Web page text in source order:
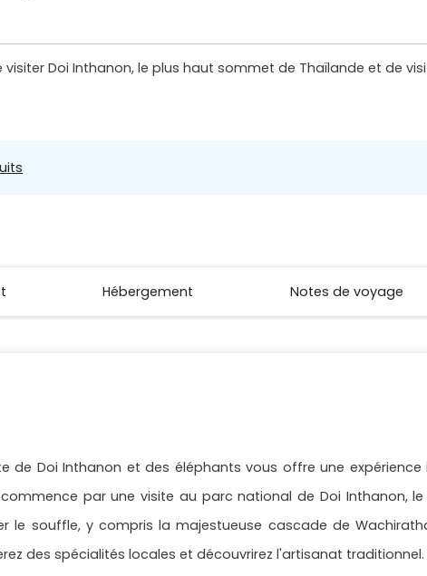
Doi Inthanon, le plus haut sommet de Thaïlande et de
Hébergement Notes de voyage
de Doi Inthanon et des éléphants vous offre une
par une visite au parc national de Doi Inthanon,
le souffle, y compris la majestueuse cascade de
des spécialités locales et découvrirez l'artisanat traditionnel.